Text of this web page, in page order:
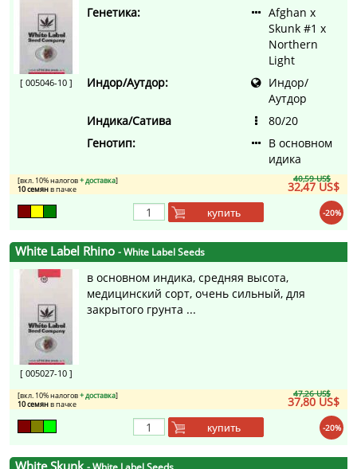
[ 005046-10 ]
Генетика:
Afghan x
Skunk #1 x
Northern
Light
Индор/Аутдор:
Индор/
Аутдор
Индика/Сатива
80/20
Генотип:
В основном
идика
40,59 US$
32,47 US$
[вкл. 10% налогов+ доставка]
10 семянв пачке
-20%
купить
White Label Rhino - White Label Seeds
[ 005027-10 ]
в основном индика, средняя высота,
медицинский сорт, очень сильный, для
закрытого грунта ...
47,26 US$
37,80 US$
[вкл. 10% налогов+ доставка]
10 семянв пачке
-20%
купить